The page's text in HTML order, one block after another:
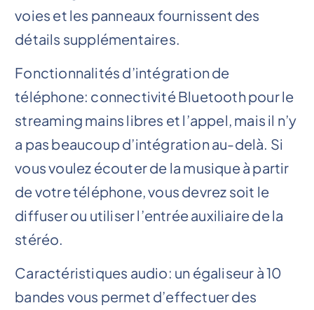
voies et les panneaux fournissent des
détails supplémentaires.
Fonctionnalités d’intégration de
téléphone: connectivité Bluetooth pour le
streaming mains libres et l’appel, mais il n’y
a pas beaucoup d’intégration au-delà. Si
vous voulez écouter de la musique à partir
de votre téléphone, vous devrez soit le
diffuser ou utiliser l’entrée auxiliaire de la
stéréo.
Caractéristiques audio: un égaliseur à 10
bandes vous permet d’effectuer des